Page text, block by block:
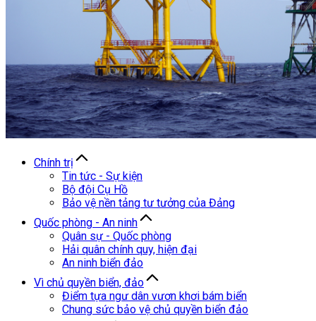
Chính trị
Tin tức - Sự kiện
Bộ đội Cụ Hồ
Bảo vệ nền tảng tư tưởng của Đảng
Quốc phòng - An ninh
Quân sự - Quốc phòng
Hải quân chính quy, hiện đại
An ninh biển đảo
Vì chủ quyền biển, đảo
Điểm tựa ngư dân vươn khơi bám biển
Chung sức bảo vệ chủ quyền biển đảo